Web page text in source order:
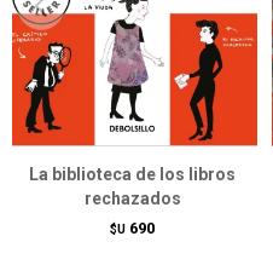
La biblioteca de los libros
rechazados
$U 690